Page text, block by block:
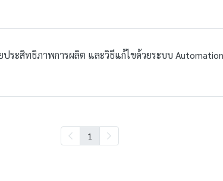
ระสิทธิภาพการผลิต และวิธีแก้ไขด้วยระบบ Automation
1